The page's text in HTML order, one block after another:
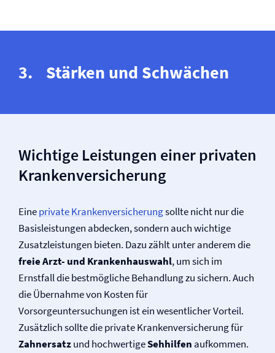
Stärken und Schwächen
Wichtige Leistungen einer privaten
Kranken­versicherung
Eineprivate Kranken­versicherungsollte nicht nur die
Basisleistungen abdecken, sondern auch wichtige
Zusatzleistungen bieten. Dazu zählt unter anderem die
freie Arzt- und Krankenhauswahl, um sich im
Ernstfall die bestmögliche Behandlung zu sichern. Auch
die Übernahme von Kosten für
Vorsorgeuntersuchungen ist ein wesentlicher Vorteil.
Zusätzlich sollte die private Kranken­versicherung für
Zahnersatzund hochwertigeSehhilfen aufkommen.